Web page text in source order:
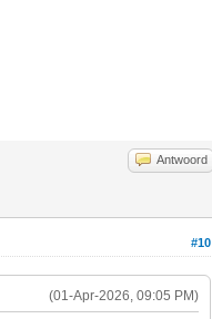
Antwoord
#10
(01-Apr-2026, 09:05 PM)